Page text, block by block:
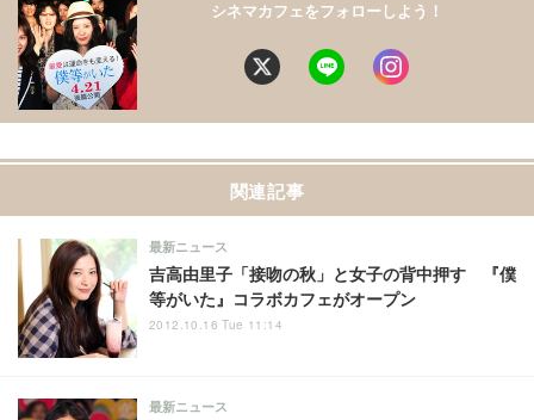
シネマカフェをフォローしよう！
関連記事
吉高由里子「接吻の秋」と女子の背中押す 『僕
等がいた』コラボカフェがオープン
最新ニュース
2012.10.16 Tue 11:14
最新ニュース